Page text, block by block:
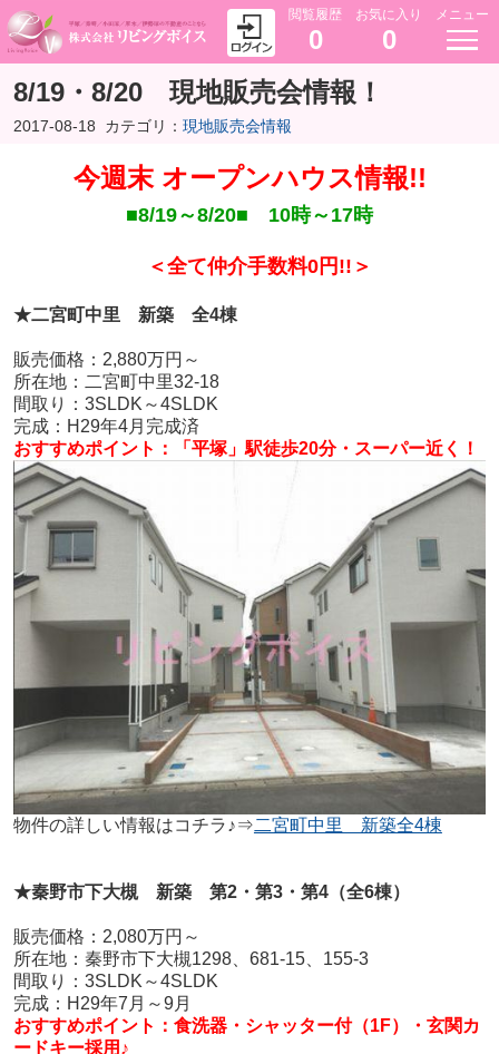
閲覧履歴
0
お気に入り
0
メニュー
8/19・8/20 現地販売会情報！
2017-08-18 カテゴリ： 現地販売会情報
今週末 オープンハウス情報!!
■8/19～8/20■ 10時～17時
＜全て仲介手数料0円!!＞
★二宮町中里 新築 全4棟
販売価格：2,880万円～
所在地：二宮町中里32-18
間取り：3SLDK～4SLDK
完成：H29年4月完成済
おすすめポイント：「平塚」駅徒歩20分・スーパー近く！
物件の詳しい情報はコチラ♪⇒二宮町中里 新築全4棟
★秦野市下大槻 新築 第2・第3・第4（全6棟）
販売価格：2,080万円～
所在地：秦野市下大槻1298、681-15、155-3
間取り：3SLDK～4SLDK
完成：H29年7月～9月
おすすめポイント：食洗器・シャッター付（1F）・玄関カ
ードキー採用♪